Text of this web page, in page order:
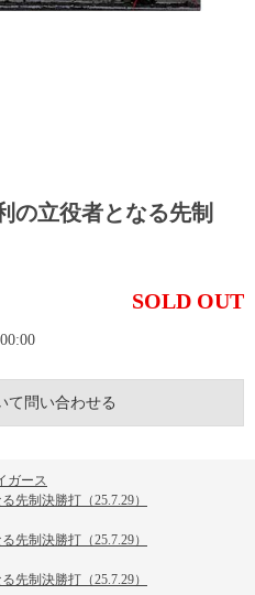
の立役者となる先制
SOLD OUT
て問い合わせる
ガース
先制決勝打（25.7.29）
先制決勝打（25.7.29）
先制決勝打（25.7.29）